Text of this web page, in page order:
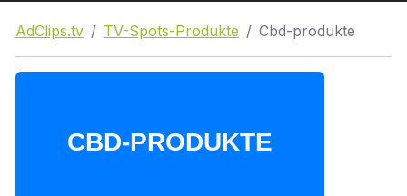
AdClips.tv TV-Spots-Produkte Cbd-produkte